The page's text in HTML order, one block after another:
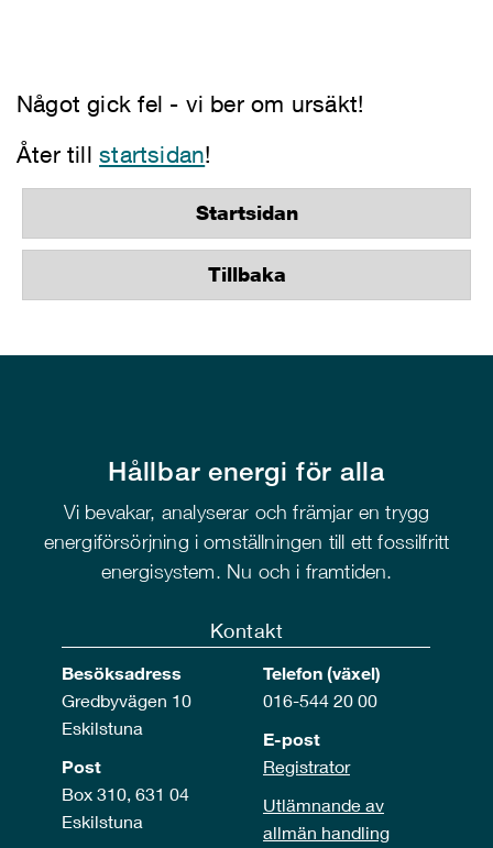
Något gick fel - vi ber om ursäkt!
Åter tillstartsidan!
Startsidan
Tillbaka
Hållbar energi för alla
Vi bevakar, analyserar och främjar en trygg
energiförsörjning i omställningen till ett fossilfritt
energisystem. Nu och i framtiden.
Kontakt
Besöksadress
Gredbyvägen 10
Eskilstuna
Post
Box 310, 631 04
Eskilstuna
Telefon (växel)
016-544 20 00
E-post
Registrator
Utlämnande av
allmän handling